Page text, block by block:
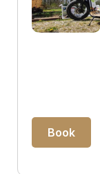
Book